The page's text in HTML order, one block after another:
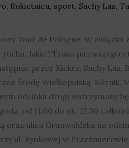
, Rokietnica, sport, Suchy Las,
Tour de Pologne. W związku
Jakie? Trasa
przez Kiekrz, Suchy
Środę Wielkopolską,
odcinku drogi wstrzymany
od 11:00 do ok. 12:30
oraz ulica Grunwaldzka na
ul. Rynkowej w